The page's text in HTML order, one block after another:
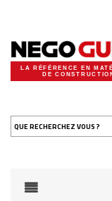
LA RÉFÉRENCE EN
DE
QUE RECHERCHEZ VOUS ?